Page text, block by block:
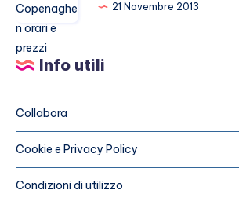
Valencia
Copenaghen
orari
e
prezzi
21 Novembre 2013
Info utili
Collabora
Cookie e Privacy Policy
Condizioni di utilizzo